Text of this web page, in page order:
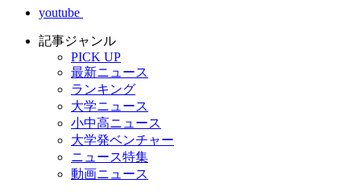
youtube
記事ジャンル
PICK UP
最新ニュース
ランキング
大学ニュース
小中高ニュース
大学発ベンチャー
ニュース特集
動画ニュース